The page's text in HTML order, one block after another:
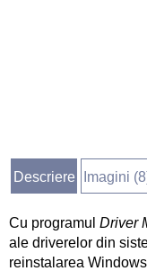
Descriere Imagini (8
Cu programul Driver
ale driverelor din
reinstalarea